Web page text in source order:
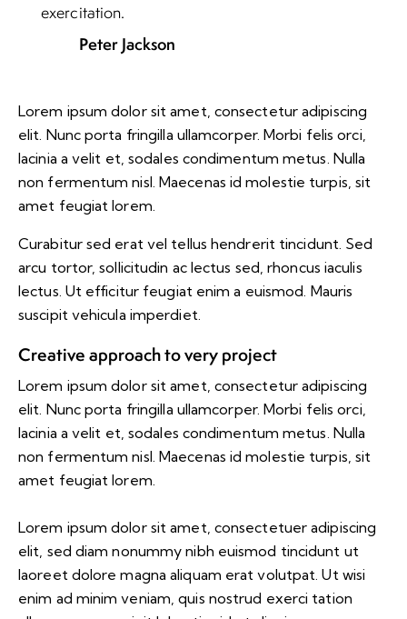
exercitation.
Peter Jackson
Lorem ipsum dolor sit amet, consectetur adipiscing
elit. Nunc porta fringilla ullamcorper. Morbi felis orci,
lacinia a velit et, sodales condimentum metus. Nulla
non fermentum nisl. Maecenas id molestie turpis, sit
amet feugiat lorem.
Curabitur sed erat vel tellus hendrerit tincidunt. Sed
arcu tortor, sollicitudin ac lectus sed, rhoncus iaculis
lectus. Ut efficitur feugiat enim a euismod. Mauris
suscipit vehicula imperdiet.
Creative approach to very project
Lorem ipsum dolor sit amet, consectetur adipiscing
elit. Nunc porta fringilla ullamcorper. Morbi felis orci,
lacinia a velit et, sodales condimentum metus. Nulla
non fermentum nisl. Maecenas id molestie turpis, sit
amet feugiat lorem.
Lorem ipsum dolor sit amet, consectetuer adipiscing
elit, sed diam nonummy nibh euismod tincidunt ut
laoreet dolore magna aliquam erat volutpat. Ut wisi
enim ad minim veniam, quis nostrud exerci tation